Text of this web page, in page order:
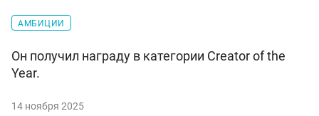
АМБИЦИИ
Он получил награду в категории Creator of the
Year.
14 ноября 2025